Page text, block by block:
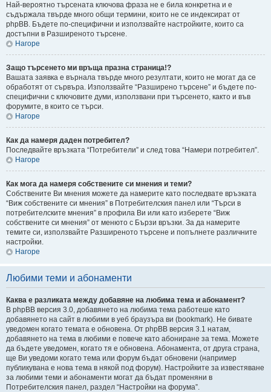
Най-вероятно търсената ключова фраза не е била конкретна и е
съдържала твърде много общи термини, които не се индексират от
phpBB. Бъдете по-специфични и използвайте настройките, които са
достъпни в Разширеното търсене.
Нагоре
Защо търсенето ми връща празна страница!?
Вашата заявка е върнала твърде много резултати, които не могат да се
обработят от сървъра. Използвайте “Разширено търсене” и бъдете по-
специфични с ключовите думи, използвани при търсенето, както и във
форумите, в които се търси.
Нагоре
Как да намеря даден потребител?
Последвайте връзката “Потребители” и след това “Намери потребител”.
Нагоре
Как мога да намеря собствените си мнения и теми?
Собствените Ви мнения можете да намерите като последвате връзката
“Виж собствените си мнения” в Потребителския панел или “Търси в
потребителските мнения” в профила Ви или като изберете “Виж
собствените си мнения” от менюто с Бързи връзки. За да намерите
темите си, използвайте Разширеното търсене и попълнете различните
настройки.
Нагоре
Любими теми и абонаменти
Каква е разликата между добавяне на любима тема и абонамент?
В phpBB версия 3.0, добавянето на любима тема работеше като
добавянето на сайт в любими в уеб браузъра ви (bookmark). Не бивате
уведомен когато темата е обновена. От phpBB версия 3.1 натам,
добавянето на тема в любими е повече като абониране за тема. Можете
да бъдете уведомен, когато тя е обновена. Абонамента, от друга страна,
ще Ви уведоми когато тема или форум бъдат обновени (например
публикувана е нова тема в някой под форум). Настройките за известяване
за любими теми и абонаменти могат да бъдат променяни в
Потребителския панел, раздел “Настройки на форума”.